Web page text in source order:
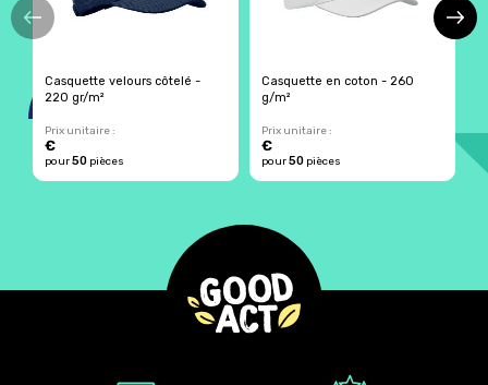
Casquette velours côtelé -
220 gr/m²
Prix unitaire :
€
pour50 pièces
Casquette en coton - 260
g/m²
Prix unitaire :
€
pour50 pièces